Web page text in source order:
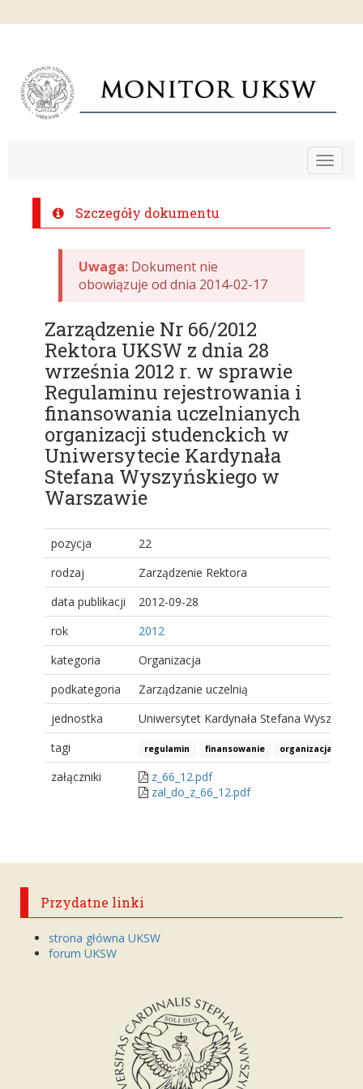
Toggle
Szczegóły dokumentu
Uwaga: Dokument nie
obowiązuje od dnia 2014-02-17
Zarządzenie Nr 66/2012
Rektora UKSW z dnia 28
września 2012 r. w sprawie
Regulaminu rejestrowania i
finansowania uczelnianych
organizacji studenckich w
Uniwersytecie Kardynała
Stefana Wyszyńskiego w
Warszawie
pozycja
22
rodzaj
Zarządzenie Rektora
data publikacji
2012-09-28
rok
2012
kategoria
Organizacja
podkategoria
Zarządzanie uczelnią
jednostka
Uniwersytet Kardynała Stefana
tagi
regulamin finansowanie organizacja
załączniki
z_66_12.pdf
zal_do_z_66_12.pdf
Przydatne linki
strona główna UKSW
forum UKSW